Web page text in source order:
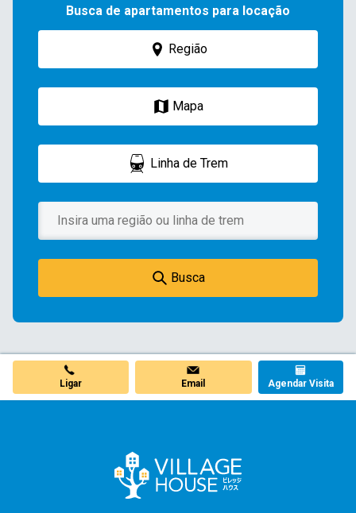
Busca de apartamentos para locação
Região
Mapa
Linha de Trem
Busca
Ligar Email Agendar Visita